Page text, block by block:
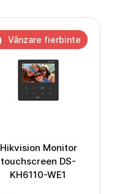
Hikvision Monitor
touchscreen DS-
KH6110-WE1
Vânzare fierbinte